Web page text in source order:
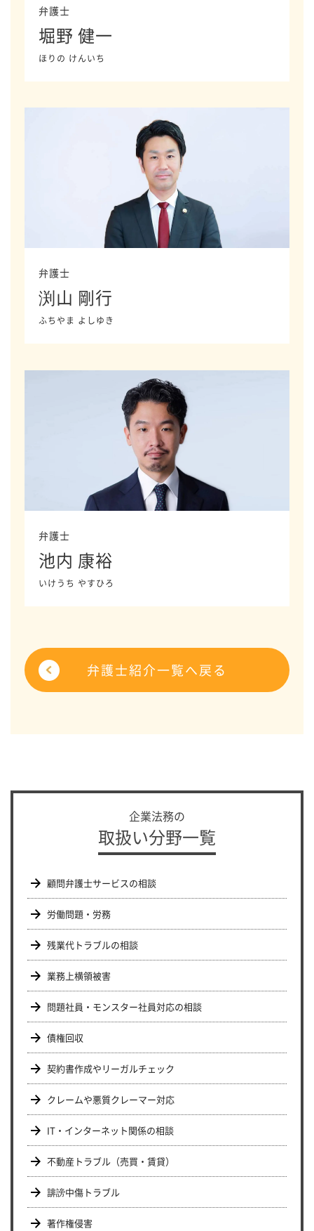
弁護士
堀野 健一
ほりの けんいち
弁護士
渕山 剛行
ふちやま よしゆき
弁護士
池内 康裕
いけうち やすひろ
弁護士紹介一覧へ戻る
企業法務の
取扱い分野一覧
顧問弁護士サービスの相談
労働問題・労務
残業代トラブルの相談
業務上横領被害
問題社員・モンスター社員対応の相談
債権回収
契約書作成やリーガルチェック
クレームや悪質クレーマー対応
IT・インターネット関係の相談
不動産トラブル（売買・賃貸）
誹謗中傷トラブル
著作権侵害